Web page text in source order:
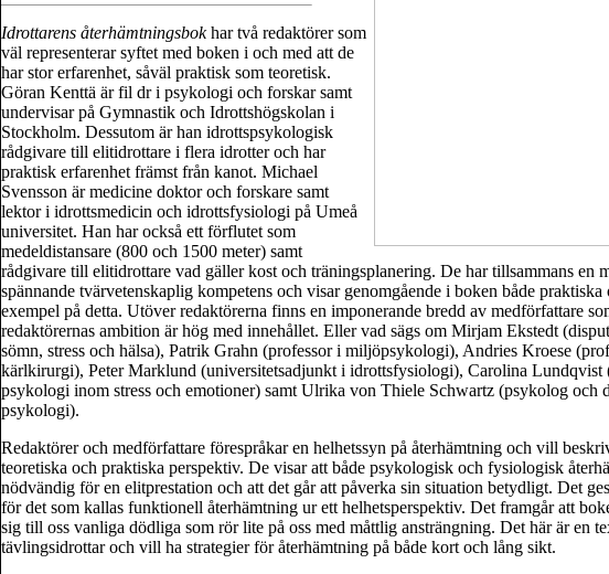
Idrottarens återhämtningsbokhar två redaktörer som
väl representerar syftet med boken i och med att de
har stor erfarenhet, såväl praktisk som teoretisk.
Göran Kenttä är fil dr i psykologi och forskar samt
undervisar på Gymnastik och Idrottshögskolan i
Stockholm. Dessutom är han idrottspsykologisk
rådgivare till elitidrottare i flera idrotter och har
praktisk erfarenhet främst från kanot. Michael
Svensson är medicine doktor och forskare samt
lektor i idrottsmedicin och idrottsfysiologi på Umeå
universitet. Han har också ett förflutet som
medeldistansare (800 och 1500 meter) samt
rådgivare till elitidrottare vad gäller kost och träningsplanering. De har tillsammans en
spännande tvärvetenskaplig kompetens och visar genomgående i boken både praktiska
exempel på detta. Utöver redaktörerna finns en imponerande bredd av medförfattare
redaktörernas ambition är hög med innehållet. Eller vad sägs om Mirjam Ekstedt
sömn, stress och hälsa), Patrik Grahn (professor i miljöpsykologi), Andries Kroese
kärlkirurgi), Peter Marklund (universitetsadjunkt i idrottsfysiologi), Carolina Lundqvist
psykologi inom stress och emotioner) samt Ulrika von Thiele Schwartz (psykolog och
psykologi).
Redaktörer och medförfattare förespråkar en helhetssyn på återhämtning och vill
teoretiska och praktiska perspektiv. De visar att både psykologisk och fysiologisk
nödvändig för en elitprestation och att det går att påverka sin situation betydligt. Det
för det som kallas funktionell återhämtning ur ett helhetsperspektiv. Det framgår att
sig till oss vanliga dödliga som rör lite på oss med måttlig ansträngning. Det här är en
tävlingsidrottar och vill ha strategier för återhämtning på både kort och lång sikt.